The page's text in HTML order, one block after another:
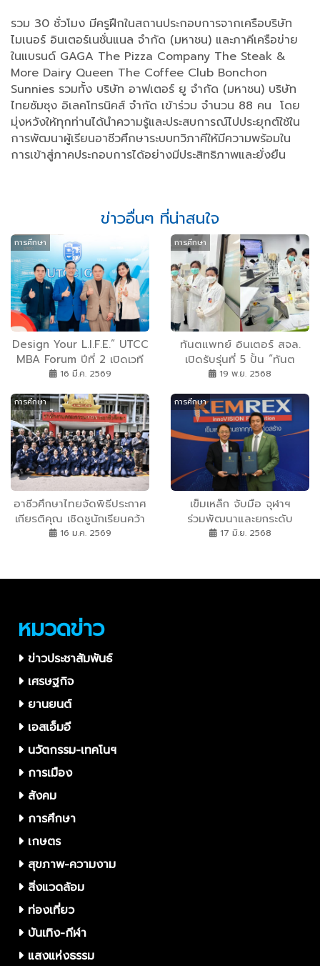
รวม 30 ชั่วโมง มีครูฝึกในสถานประกอบการจากเครือบริษัท
ไมเนอร์ อินเตอร์เนชั่นแนล จำกัด (มหาชน) และภาคีเครือข่าย
ในแบรนด์ GAGA The Pizza Company The Steak &
More Dairy Queen The Coffee Club Bonchon
Sunnies รวมทั้ง บริษัท อาฟเตอร์ ยู จำกัด (มหาชน) บริษัท
ไทยซัมซุง อิเลคโทรนิคส์ จำกัด เข้าร่วม จำนวน 88 คน โดย
มุ่งหวังให้ทุกท่านได้นำความรู้และประสบการณ์ไปประยุกต์ใช้ใน
การพัฒนาผู้เรียนอาชีวศึกษาระบบทวิภาคีให้มีความพร้อมใน
การเข้าสู่ภาคประกอบการได้อย่างมีประสิทธิภาพและยั่งยืน
ข่าวอื่นๆ ที่น่าสนใจ
การศึกษา
Design Your L.I.F.E.” UTCC
MBA Forum ปีที่ 2 เปิดเวที
ผู้นำธุรกิจยุค AI
16 มี.ค. 2569
การศึกษา
ทันตแพทย์ อินเตอร์ สจล.
เปิดรับรุ่นที่ 5 ปั้น “ทันต
แพทย์นวัตกร” สู่ยุคดิจิทัลเต็ม
19 พ.ย. 2568
การศึกษา
อาชีวศึกษาไทยจัดพิธีประกาศ
เกียรติคุณ เชิดชูนักเรียนคว้า
รางวัลเวทีแกะสลักหิมะ
16 ม.ค. 2569
การศึกษา
เข็มเหล็ก จับมือ จุฬาฯ
ร่วมพัฒนาและยกระดับ
เทคโนโลยีฐานรากเสาเข็มเหล็ก
17 มิ.ย. 2568
หมวดข่าว
ข่าวประชาสัมพันธ์
เศรษฐกิจ
ยานยนต์
เอสเอ็มอี
นวัตกรรม-เทคโนฯ
การเมือง
สังคม
การศึกษา
เกษตร
สุขภาพ-ความงาม
สิ่งแวดล้อม
ท่องเที่ยว
บันเทิง-กีฬา
แสงแห่งธรรม